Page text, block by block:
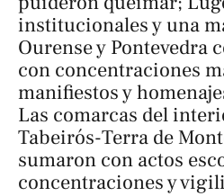
institucionales y una
Ourense y Pontevedra
con concentraciones
manifiestos y
Las comarcas del
Tabeirós-Terra de
sumaron con actos
concentraciones y